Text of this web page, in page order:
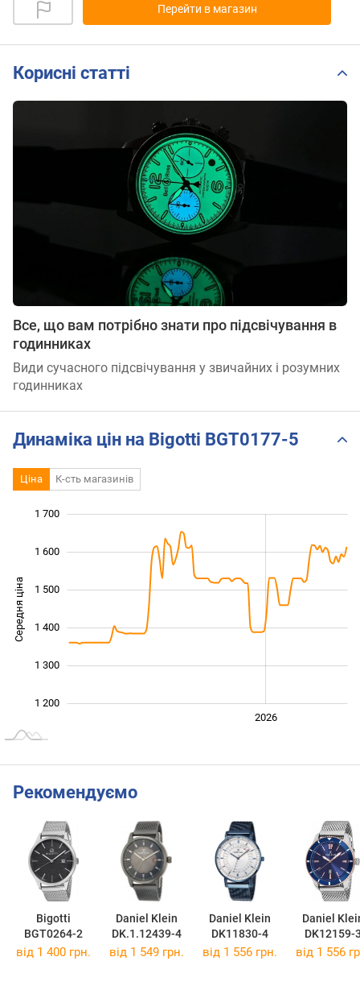
Перейти в магазин
Корисні статті
Все, що вам потрібно знати про підсвічування в
годинниках
Види сучасного підсвічування у звичайних і розумних
годинниках
Динаміка цін на Bigotti BGT0177-5
Ціна К-сть магазинів
Середня ціна
1 200
1 300
1 400
1 500
1 600
1 700
2026
Рекомендуємо
Bigotti
BGT0264-2
Daniel Klein
DK.1.12439-4
Daniel Klein
DK11830-4
Daniel
DK12159-
від 1 400 грн. від 1 549 грн. від 1 556 грн. від 1 556